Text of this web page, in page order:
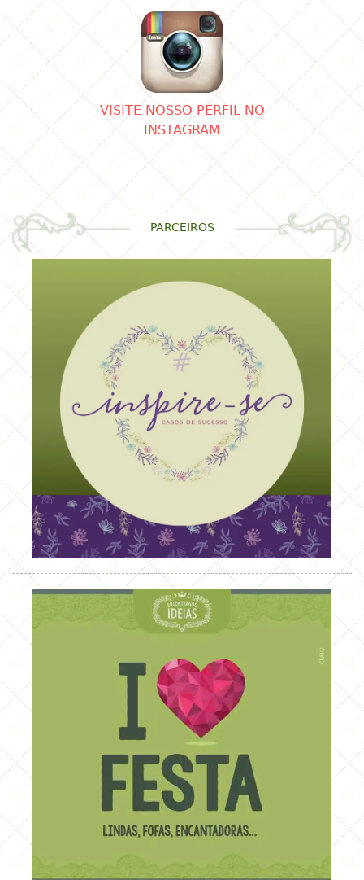
VISITE NOSSO PERFIL NO
INSTAGRAM
PARCEIROS